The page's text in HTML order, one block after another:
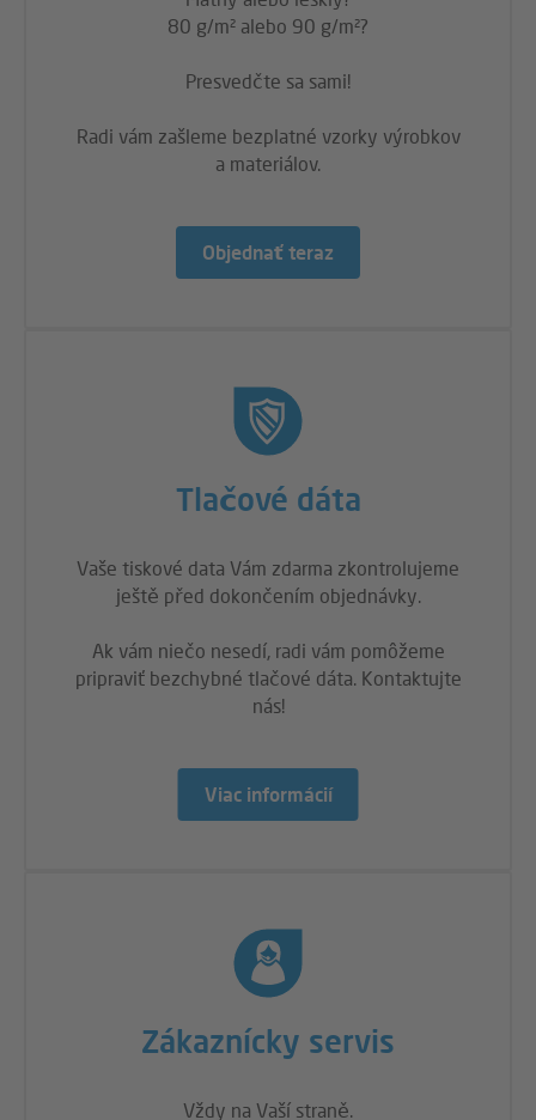
80 g/m² alebo 90 g/m²?
Presvedčte sa sami!
Radi vám zašleme bezplatné vzorky výrobkov
a materiálov.
Objednať teraz
Tlačové dáta
Vaše tiskové data Vám zdarma zkontrolujeme
ještě před dokončením objednávky.
Ak vám niečo nesedí, radi vám pomôžeme
pripraviť bezchybné tlačové dáta. Kontaktujte
nás!
Viac informácií
Zákaznícky servis
Vždy na Vaší straně.